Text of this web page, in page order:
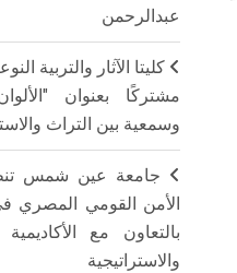
عبدالرحمن
كليتا الآثار والتربية
مشتركًا بعنوان
وسمعية بين التراث
جامعة عين شمس
الأمن القومي المصري
بالتعاون مع
والاستراتيجية